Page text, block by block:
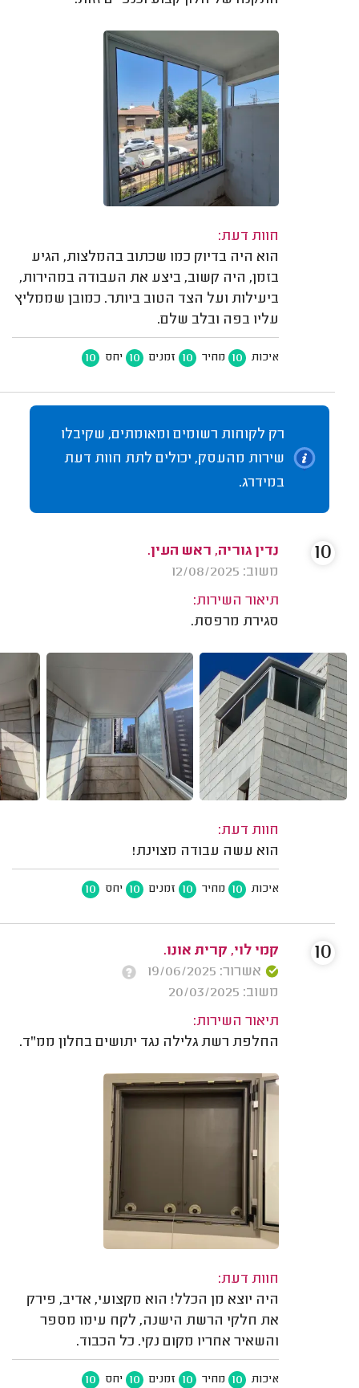
חוות דעת:
הוא היה בדיוק כמו שכתוב בהמלצות, הגיע
בזמן, היה קשוב, ביצע את העבודה במהירות,
ביעילות ועל הצד הטוב ביותר. כמובן שממליץ
עליו בפה ובלב שלם.
איכות 10 מחיר 10 זמנים 10 יחס 10
רק לקוחות רשומים ומאומתים, שקיבלו
שירות מהעסק, יכולים לתת חוות דעת
במידרג.
נדין גוריה, ראש העין.
משוב: 12/08/2025
תיאור השירות:
סגירת מרפסת.
חוות דעת:
הוא עשה עבודה מצוינת!
איכות 10 מחיר 10 זמנים 10 יחס 10
10
קמי לוי, קרית אונו.
אשרור: 19/06/2025
משוב: 20/03/2025
תיאור השירות:
החלפת רשת גלילה נגד יתושים בחלון ממ"ד.
חוות דעת:
היה יוצא מן הכלל! הוא מקצועי, אדיב, פירק
את חלקי הרשת הישנה, לקח עימו מספר
והשאיר אחריו מקום נקי. כל הכבוד.
איכות 10 מחיר 10 זמנים 10 יחס 10
10